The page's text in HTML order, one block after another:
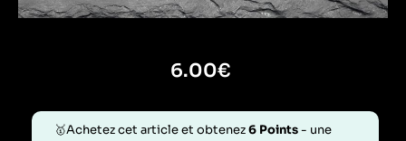
6.00€
🥇Achetez cet article et obtenez6 Points- une